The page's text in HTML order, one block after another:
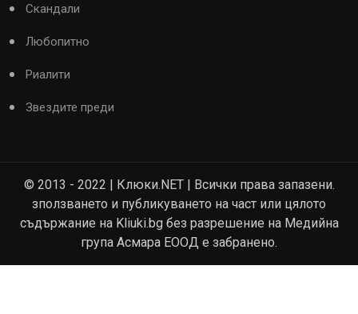
Скандали
Любопитно
Риалити
Звездите преди
© 2013 - 2022 | Клюки.NET | Всички права запазени.
зползването и публикуването на част или цялото
съдържание на Kliuki.bg без разрешение на Медийна
група Асмара ЕООД е забранено.